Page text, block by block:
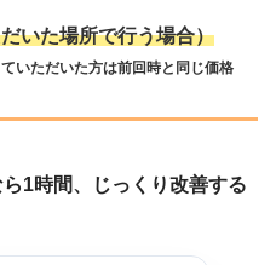
いた場所で行う場合）
いただいた方は前回時と同じ価格
1時間、じっくり改善する